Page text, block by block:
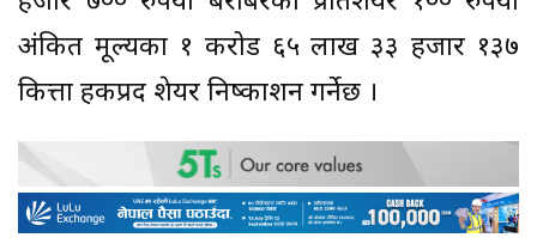
अंकित मूल्यका १ करोड ६५ लाख ३३ हजार १३७
कित्ता हकप्रद शेयर निष्काशन गर्नेछ ।